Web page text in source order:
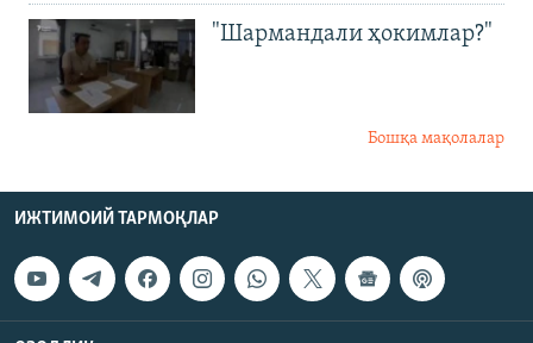
"Шармандали ҳокимлар?"
Бошқа мақолалар
ИЖТИМОИЙ ТАРМОҚЛАР